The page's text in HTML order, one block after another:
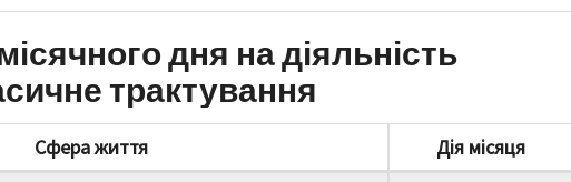
дня на діяльність
трактування
Сфера життя
Дія місяця